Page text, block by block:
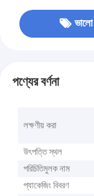
ভালো
পণ্যের বর্ণনা
লক্ষণীয় করা
উৎপত্তি স্থল
পরিচিতিমুলক নাম
প্যাকেজিং বিবরণ